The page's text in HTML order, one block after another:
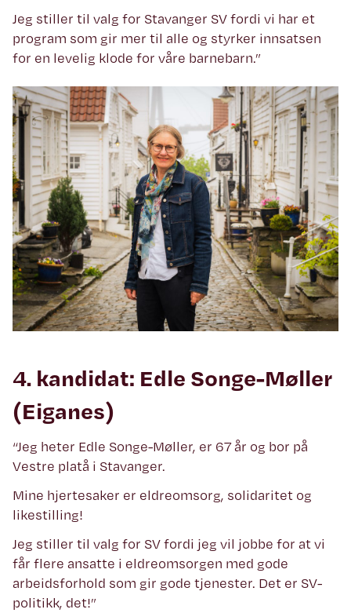
Jeg stiller til valg for Stavanger SV fordi vi har et
program som gir mer til alle og styrker innsatsen
for en levelig klode for våre barnebarn.”
4. kandidat: Edle Songe-Møller
(Eiganes)
“Jeg heter Edle Songe-Møller, er 67 år og bor på
Vestre platå i Stavanger.
Mine hjertesaker er eldreomsorg, solidaritet og
likestilling!
Jeg stiller til valg for SV fordi jeg vil jobbe for at vi
får flere ansatte i eldreomsorgen med gode
arbeidsforhold som gir gode tjenester. Det er SV-
politikk, det!”